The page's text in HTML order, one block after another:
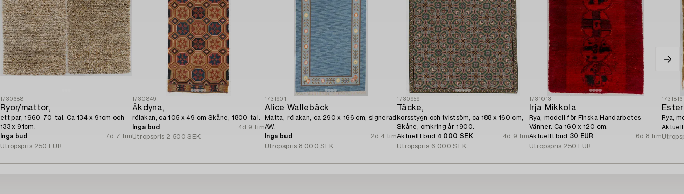
1730688
Ryor/mattor,
ett par, 1960-70-tal. Ca 134 x 91cm och
133 x 91cm.
Inga bud
7d 7 tim
Utropspris 250 EUR
1730849
Åkdyna,
rölakan, ca 105 x 49 cm Skåne, 1800-tal.
Inga bud
4d 9 tim
Utropspris 2 500 SEK
1731901
Alice Wallebäck
Matta, rölakan, ca 290 x 166 cm, signerad
AW.
Inga bud
2d 4 tim
Utropspris 8 000 SEK
1730959
Täcke,
korsstygn och tvistsöm, ca 188 x 160 cm,
Skåne, omkring år 1900.
Aktuellt bud 4 000 SEK
4d 9 tim
Utropspris 6 000 SEK
1731013
Irja Mikkola
Rya, modell för Finska Handarbetes
Vänner. Ca 160 x 120 cm.
Aktuellt bud 30 EUR
6d 8 tim
Utropspris 250 EUR
1731816
Rya,